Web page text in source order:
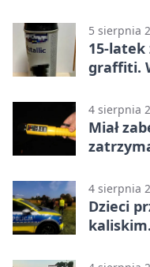
5 sierpnia
15-latek
graffiti.
4 sierpnia
Miał
4 sierpnia
Dzieci